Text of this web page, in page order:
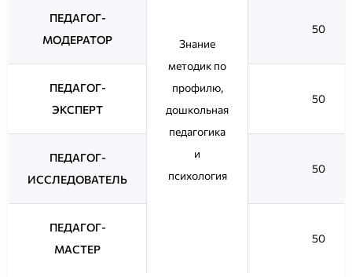
Знание
методик по
профилю,
дошкольная
педагогика
и
психология
ПЕДАГОГ-
МОДЕРАТОР
50
ПЕДАГОГ-
ЭКСПЕРТ
50
ПЕДАГОГ-
ИССЛЕДОВАТЕЛЬ
50
ПЕДАГОГ-
МАСТЕР
50